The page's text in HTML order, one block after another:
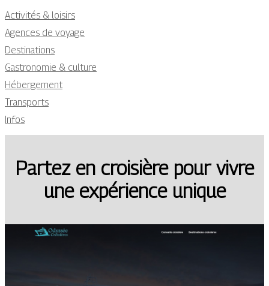
Activités & loisirs
Agences de voyage
Destinations
Gastronomie & culture
Hébergement
Transports
Infos
Partez en croisière pour vivre
une expérience unique